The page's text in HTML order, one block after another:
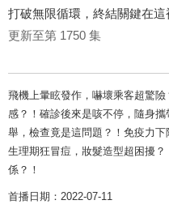
打破無限循環，終結關鍵在
更新至第 1750 集
飛機上暈眩發作，嚇壞乘客超驚
感？！確診後來是咳不停，隨身
舉，檢查竟是這問題？！免疫力
生理期狂冒痘，妝髮造型超困擾
係？！
首播日期：2022-07-11